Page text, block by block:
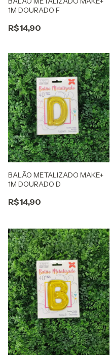
1M DOURADO F
R$14,90
BALÃO METALIZADO MAKE+
1M DOURADO D
R$14,90